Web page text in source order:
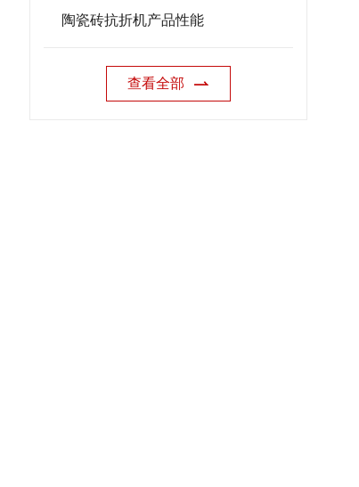
陶瓷砖抗折机产品性能
查看全部